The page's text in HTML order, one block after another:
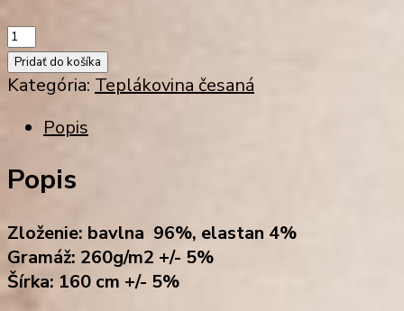
množstvo
úplet
s
tzv.
(PE
-
česaný
biely
Pridať do košíka
Kategória: Teplákovina česaná
Popis
Popis
Zloženie: bavlna 96%, elastan 4%
Gramáž: 260g/m2 +/- 5%
Šírka: 160 cm +/- 5%